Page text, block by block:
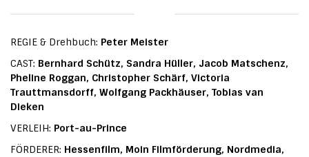
REGIE & Drehbuch: Peter Meister
CAST: Bernhard Schütz, Sandra Hüller, Jacob Matschenz,
Pheline Roggan, Christopher Schärf, Victoria
Trauttmansdorff, Wolfgang Packhäuser, Tobias van
Dieken
VERLEIH: Port-au-Prince
FÖRDERER: Hessenfilm, Moin Filmförderung, Nordmedia,